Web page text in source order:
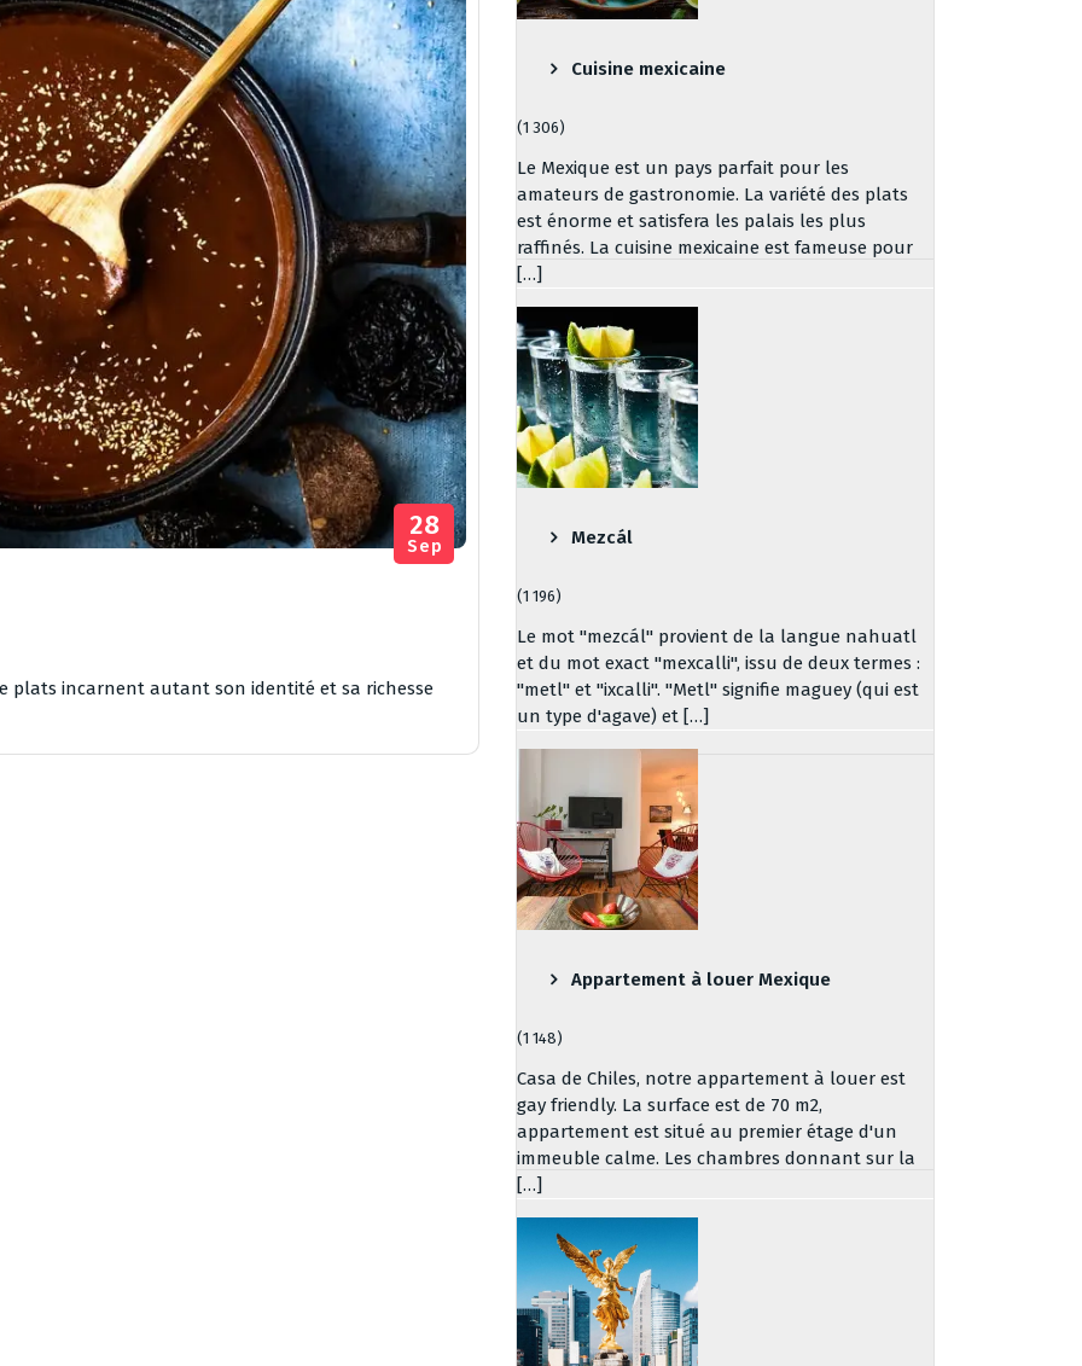
28
Sep
plats incarnent autant son identité et sa richesse
Cuisine mexicaine
(1 306)
Le Mexique est un pays parfait pour les
amateurs de gastronomie. La variété des plats
est énorme et satisfera les palais les plus
raffinés. La cuisine mexicaine est fameuse pour
[…]
Mezcál
(1 196)
Le mot "mezcál" provient de la langue nahuatl
et du mot exact "mexcalli", issu de deux termes :
"metl" et "ixcalli". "Metl" signifie maguey (qui est
un type d'agave) et […]
Appartement à louer Mexique
(1 148)
Casa de Chiles, notre appartement à louer est
gay friendly. La surface est de 70 m2,
appartement est situé au premier étage d'un
immeuble calme. Les chambres donnant sur la
[…]